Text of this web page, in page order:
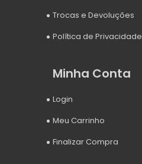
Trocas e Devoluções
Política de Privacidade
Minha Conta
Login
Meu Carrinho
Finalizar Compra